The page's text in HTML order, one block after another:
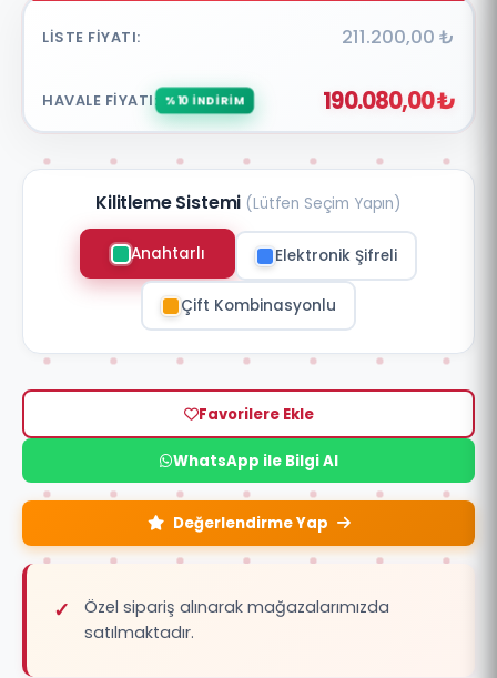
LISTE FIYATI: 211.200,00 ₺
HAVALE FIYATI: %10 İNDİRİM 190.080,00 ₺
Kilitleme Sistemi (Lütfen Seçim Yapın)
Anahtarlı Elektronik Şifreli
Çift Kombinasyonlu
Favorilere Ekle
WhatsApp ile Bilgi Al
Değerlendirme Yap
Özel sipariş alınarak mağazalarımızda
satılmaktadır.